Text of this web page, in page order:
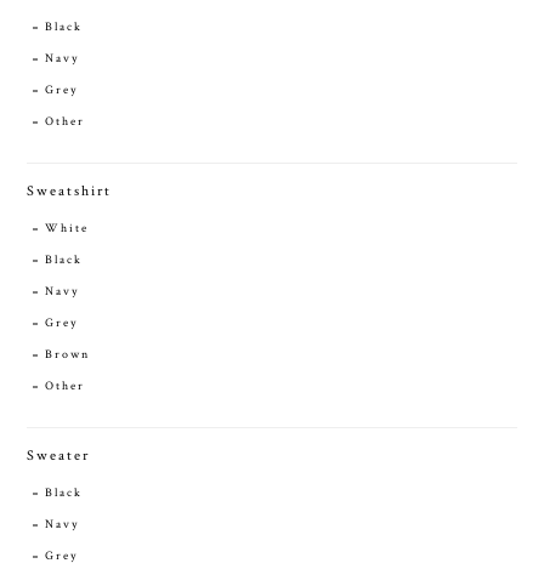
Black
Navy
Grey
Other
Sweatshirt
White
Black
Navy
Grey
Brown
Other
Sweater
Black
Navy
Grey